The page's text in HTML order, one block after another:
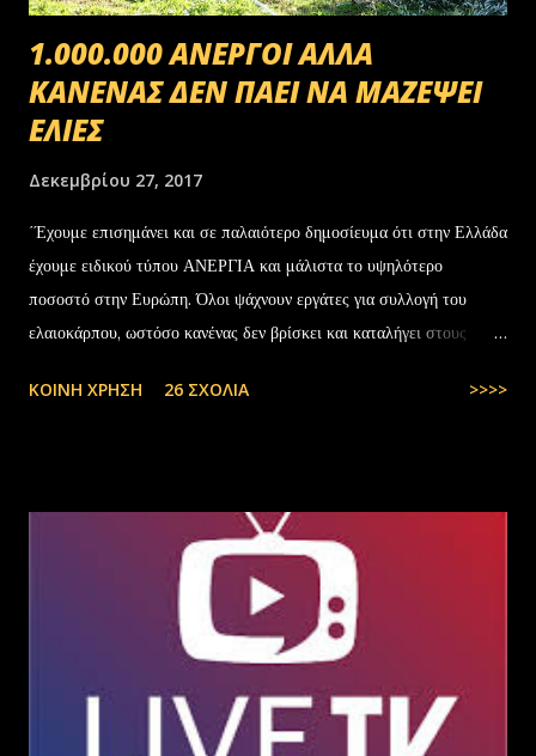
1.000.000 ΑΝΕΡΓΟΙ ΑΛΛΑ
ΚΑΝΕΝΑΣ ΔΕΝ ΠΑΕΙ ΝΑ ΜΑΖΕΨΕΙ
ΕΛΙΕΣ
Δεκεμβρίου 27, 2017
΄Έχουμε επισημάνει και σε παλαιότερο δημοσίευμα ότι στην Ελλάδα
έχουμε ειδικού τύπου ΑΝΕΡΓΙΑ και μάλιστα το υψηλότερο
ποσοστό στην Ευρώπη. Όλοι ψάχνουν εργάτες για συλλογή του
ελαιοκάρπου, ωστόσο κανένας δεν βρίσκει και καταλήγει στους
στην Ελλάδα, πάλι δεν μας φτάνουν. Στην Ελλάδα του 1.000.000
ΚΟΙΝΉ ΧΡΉΣΗ 26 ΣΧΌΛΙΑ >>>>